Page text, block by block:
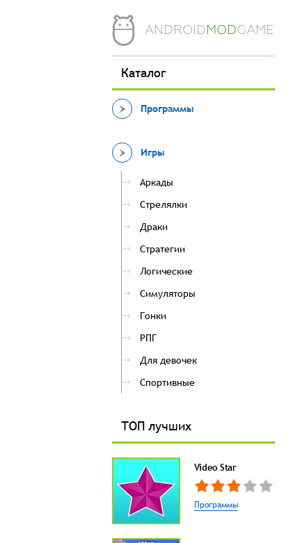
ANDROIDMODGAME
Каталог
Программы
Игры
Аркады
Стрелялки
Драки
Стратегии
Логические
Симуляторы
Гонки
РПГ
Для девочек
Спортивные
ТОП лучших
Video Star
Программы